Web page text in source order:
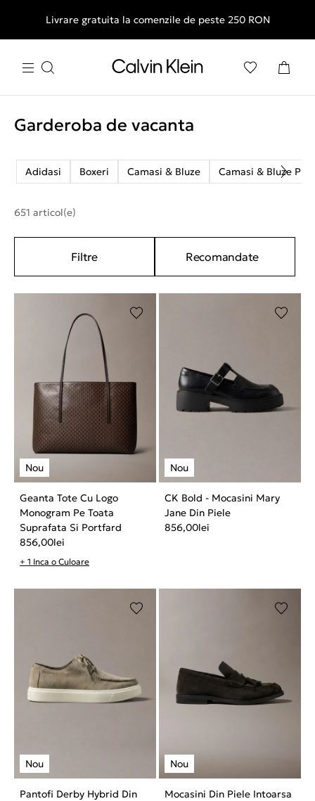
Livrare gratuita la comenzile de peste 250 RON
Garderoba de vacanta
Adidasi Boxeri Camasi & Bluze Camasi & Bluze Polo
651 articol(e)
Filtre Recomandate
Geanta Tote Cu Logo
Monogram Pe Toata
Suprafata Si Portfard
856,00lei
+ 1 Inca o Culoare
CK Bold - Mocasini Mary
Jane Din Piele
856,00lei
Pantofi Derby Hybrid Din
Mocasini Din Piele Intoarsa